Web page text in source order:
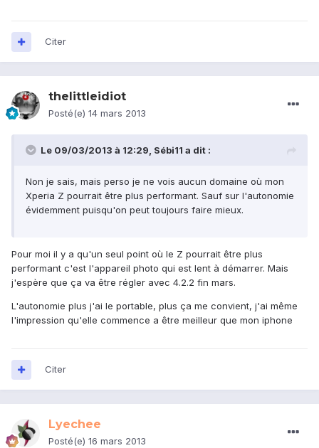
Citer
thelittleidiot
Posté(e) 14 mars 2013
Le 09/03/2013 à 12:29, Sébi11 a dit :
Non je sais, mais perso je ne vois aucun domaine où mon
Xperia Z pourrait être plus performant. Sauf sur l'autonomie
évidemment puisqu'on peut toujours faire mieux.
Pour moi il y a qu'un seul point où le Z pourrait être plus
performant c'est l'appareil photo qui est lent à démarrer. Mais
j'espère que ça va être régler avec 4.2.2 fin mars.
L'autonomie plus j'ai le portable, plus ça me convient, j'ai même
l'impression qu'elle commence a être meilleur que mon iphone
Citer
Lyechee
Posté(e) 16 mars 2013